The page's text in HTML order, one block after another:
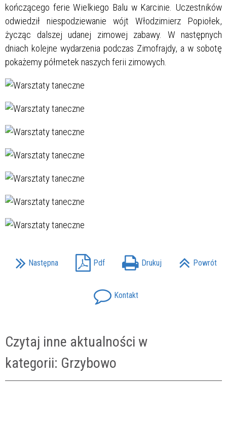
kończącego ferie Wielkiego Balu w Karcinie. Uczestników
odwiedził niespodziewanie wójt Włodzimierz Popiołek,
życząc dalszej udanej zimowej zabawy. W następnych
dniach kolejne wydarzenia podczas Zimofrajdy, a w sobotę
pokażemy półmetek naszych ferii zimowych.
Następna Pdf Drukuj Powrót
Kontakt
Czytaj inne aktualności w
kategorii: Grzybowo